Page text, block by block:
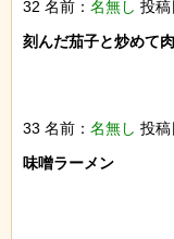
32 名前： 名無し 投
刻んだ茄子と炒めて
33 名前： 名無し 投
味噌ラーメン